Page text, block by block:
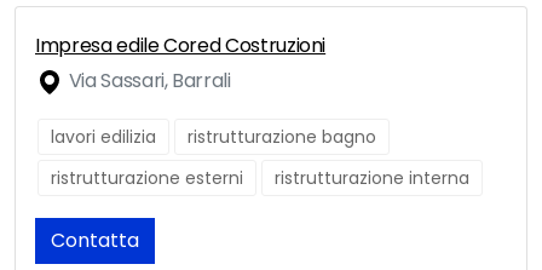
Impresa edile Cored Costruzioni
Via Sassari, Barrali
lavori edilizia
ristrutturazione bagno
ristrutturazione esterni
ristrutturazione interna
Contatta